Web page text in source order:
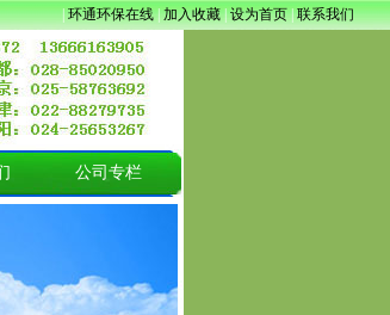
|环通环保在线 |加入收藏 |设为首页 |联系我们
公司专栏